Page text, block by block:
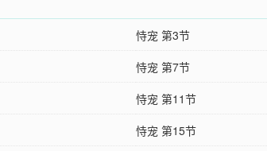
恃宠 第3节
恃宠 第7节
恃宠 第11节
恃宠 第15节